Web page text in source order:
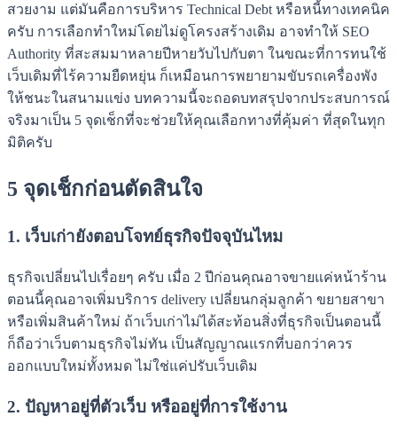
สวยงาม แต่มันคือการบริหาร Technical Debt หรือหนี้ทางเทคนิค
ครับ การเลือกทำใหม่โดยไม่ดูโครงสร้างเดิม อาจทำให้ SEO
Authority ที่สะสมมาหลายปีหายวับไปกับตา ในขณะที่การทนใช้
เว็บเดิมที่ไร้ความยืดหยุ่น ก็เหมือนการพยายามขับรถเครื่องพัง
ให้ชนะในสนามแข่ง บทความนี้จะถอดบทสรุปจากประสบการณ์
จริงมาเป็น 5 จุดเช็กที่จะช่วยให้คุณเลือกทางที่คุ้มค่า ที่สุดในทุก
มิติครับ
5 จุดเช็กก่อนตัดสินใจ
1. เว็บเก่ายังตอบโจทย์ธุรกิจปัจจุบันไหม
ธุรกิจเปลี่ยนไปเรื่อยๆ ครับ เมื่อ 2 ปีก่อนคุณอาจขายแค่หน้าร้าน
ตอนนี้คุณอาจเพิ่มบริการ delivery เปลี่ยนกลุ่มลูกค้า ขยายสาขา
หรือเพิ่มสินค้าใหม่ ถ้าเว็บเก่าไม่ได้สะท้อนสิ่งที่ธุรกิจเป็นตอนนี้
ก็ถือว่าเว็บตามธุรกิจไม่ทัน เป็นสัญญาณแรกที่บอกว่าควร
ออกแบบใหม่ทั้งหมด ไม่ใช่แค่ปรับเว็บเดิม
2. ปัญหาอยู่ที่ตัวเว็บ หรืออยู่ที่การใช้งาน